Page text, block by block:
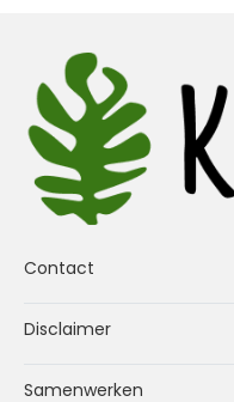
Contact
Disclaimer
Samenwerken